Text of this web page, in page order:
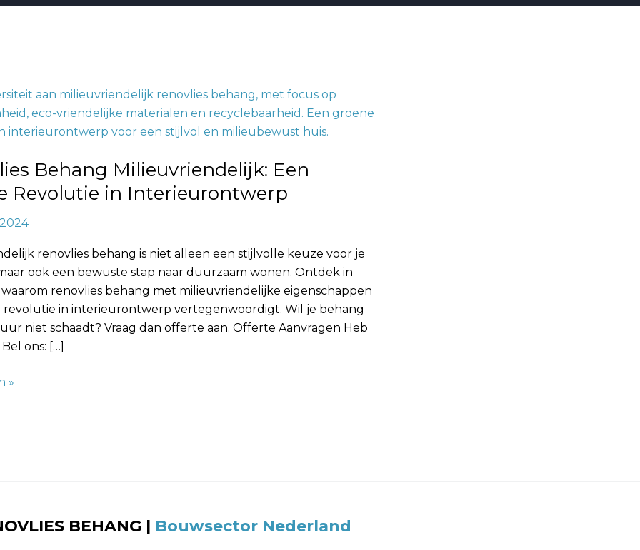
Behang Milieuvriendelijk: Een
Revolutie in Interieurontwerp
renovlies behang is niet alleen een stijlvolle keuze voor je
ook een bewuste stap naar duurzaam wonen. Ontdek in
renovlies behang met milieuvriendelijke eigenschappen
revolutie in interieurontwerp vertegenwoordigt. Wil je behang
niet schaadt? Vraag dan offerte aan. Offerte Aanvragen Heb
ons: […]
»
BEHANG | Bouwsector Nederland